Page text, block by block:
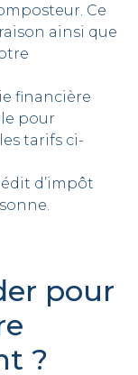
Ce
ainsi que
financière
pour
tarifs ci-
d’impôt
pour
?